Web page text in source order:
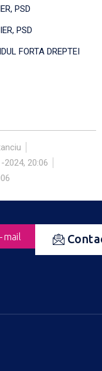
PSD
PSD
FORTA DREPTEI
2024, 20:06
mail